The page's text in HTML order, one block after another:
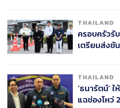
ภาพที่ 4 จากซ้ายไปขวา ตราสั
THAILAND
ครอบครัวรั
เตรียมส่งชั
THAILAND
‘ธนารัตน์’
แฉช่องโหว่